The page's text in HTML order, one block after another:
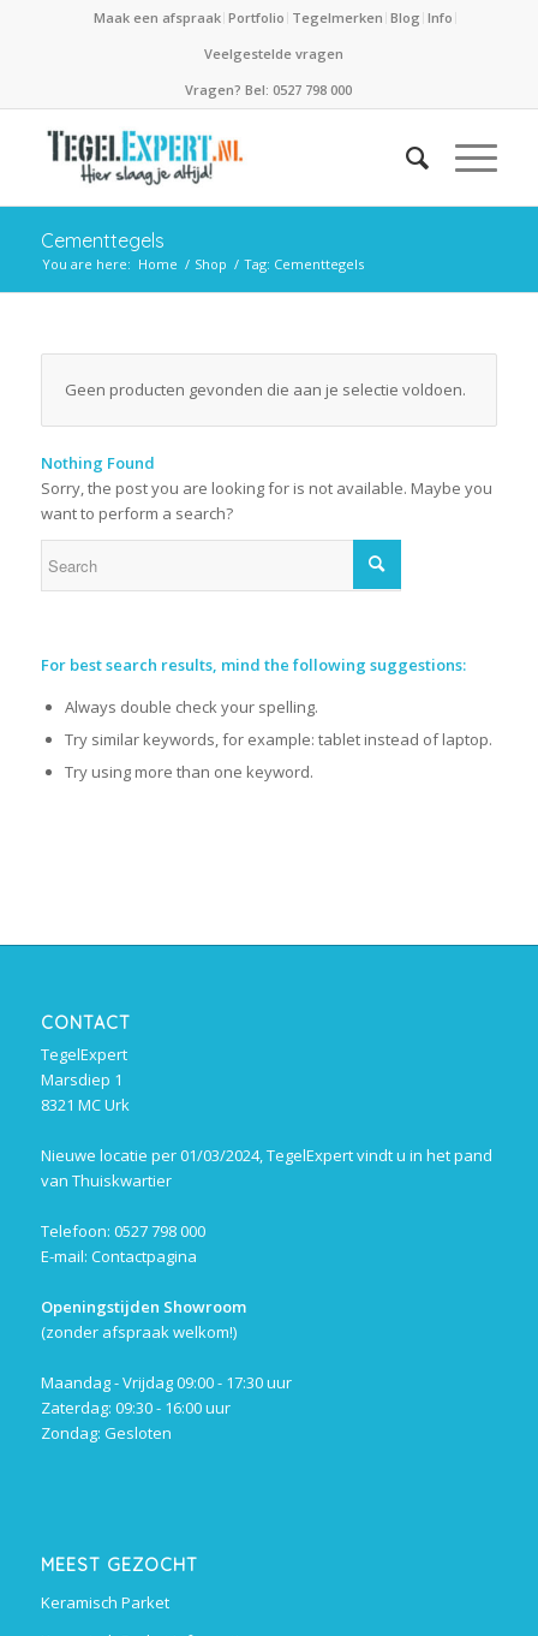
Maak een afspraak Portfolio Tegelmerken Blog Info
Veelgestelde vragen
Vragen? Bel: 0527 798 000
Cementtegels
You are here: Home / Shop / Tag: Cementtegels
Geen producten gevonden die aan je selectie voldoen.
Nothing Found
Sorry, the post you are looking for is not available. Maybe you
want to perform a search?
For best search results, mind the following suggestions:
Always double check your spelling.
Try similar keywords, for example: tablet instead of laptop.
Try using more than one keyword.
CONTACT
TegelExpert
Marsdiep 1
8321 MC Urk
Nieuwe locatie per 01/03/2024, TegelExpert vindt u in het pand
van Thuiskwartier
Telefoon: 0527 798 000
E-mail: Contactpagina
Openingstijden Showroom
(zonder afspraak welkom!)
Maandag - Vrijdag 09:00 - 17:30 uur
Zaterdag: 09:30 - 16:00 uur
Zondag: Gesloten
MEEST GEZOCHT
Keramisch Parket